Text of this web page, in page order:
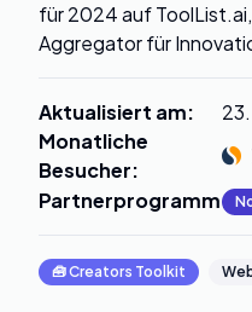
für 2024 auf
Aggregator für
Aktualisiert am:
Monatliche
Besucher:
Partnerprogramm:
🧰Creators Toolkit